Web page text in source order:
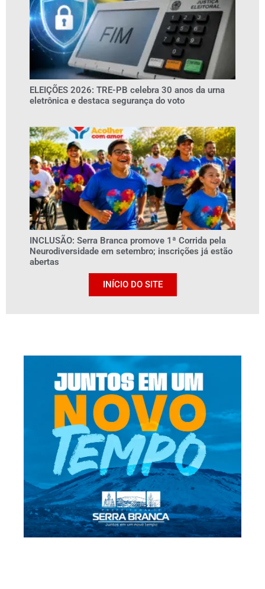
ELEIÇÕES 2026: TRE-PB celebra 30 anos da urna
eletrônica e destaca segurança do voto
INCLUSÃO: Serra Branca promove 1ª Corrida pela
Neurodiversidade em setembro; inscrições já estão
abertas
INÍCIO DO SITE